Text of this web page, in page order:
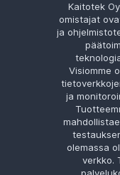
Kaitotek
omistajat
ja
Visiomme
ja
olemassa
verkko.